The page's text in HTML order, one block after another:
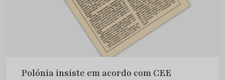
Polónia insiste em acordo com CEE